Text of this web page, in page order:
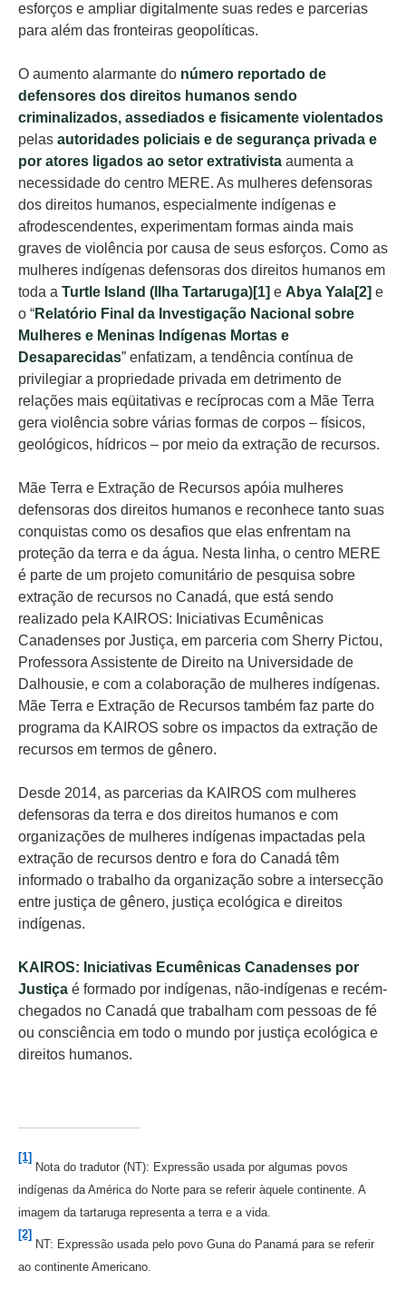
esforços e ampliar digitalmente suas redes e parcerias
para além das fronteiras geopolíticas.
O aumento alarmante do número reportado de
defensores dos direitos humanos sendo
criminalizados, assediados e fisicamente violentados
pelas autoridades policiais e de segurança privada e
por atores ligados ao setor extrativista aumenta a
necessidade do centro MERE. As mulheres defensoras
dos direitos humanos, especialmente indígenas e
afrodescendentes, experimentam formas ainda mais
graves de violência por causa de seus esforços. Como as
mulheres indígenas defensoras dos direitos humanos em
toda a Turtle Island (Ilha Tartaruga)[1] e Abya Yala[2] e
o “Relatório Final da Investigação Nacional sobre
Mulheres e Meninas Indígenas Mortas e
Desaparecidas” enfatizam, a tendência contínua de
privilegiar a propriedade privada em detrimento de
relações mais eqüitativas e recíprocas com a Mãe Terra
gera violência sobre várias formas de corpos – físicos,
geológicos, hídricos – por meio da extração de recursos.
Mãe Terra e Extração de Recursos apóia mulheres
defensoras dos direitos humanos e reconhece tanto suas
conquistas como os desafios que elas enfrentam na
proteção da terra e da água. Nesta linha, o centro MERE
é parte de um projeto comunitário de pesquisa sobre
extração de recursos no Canadá, que está sendo
realizado pela KAIROS: Iniciativas Ecumênicas
Canadenses por Justiça, em parceria com Sherry Pictou,
Professora Assistente de Direito na Universidade de
Dalhousie, e com a colaboração de mulheres indígenas.
Mãe Terra e Extração de Recursos também faz parte do
programa da KAIROS sobre os impactos da extração de
recursos em termos de gênero.
Desde 2014, as parcerias da KAIROS com mulheres
defensoras da terra e dos direitos humanos e com
organizações de mulheres indígenas impactadas pela
extração de recursos dentro e fora do Canadá têm
informado o trabalho da organização sobre a intersecção
entre justiça de gênero, justiça ecológica e direitos
indígenas.
KAIROS: Iniciativas Ecumênicas Canadenses por
Justiça é formado por indígenas, não-indígenas e recém-
chegados no Canadá que trabalham com pessoas de fé
ou consciência em todo o mundo por justiça ecológica e
direitos humanos.
[1]
Nota do tradutor (NT): Expressão usada por algumas povos
indígenas da América do Norte para se referir àquele continente. A
imagem da tartaruga representa a terra e a vida.
[2]
NT: Expressão usada pelo povo Guna do Panamá para se referir
ao continente Americano.